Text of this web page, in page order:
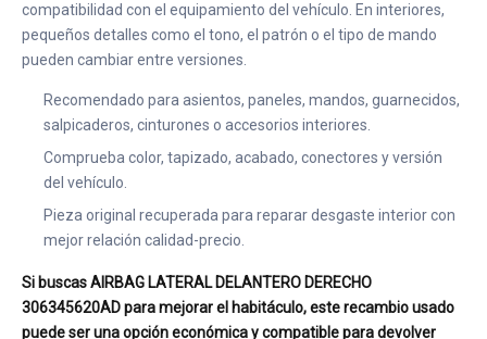
compatibilidad con el equipamiento del vehículo. En interiores,
pequeños detalles como el tono, el patrón o el tipo de mando
pueden cambiar entre versiones.
Recomendado para asientos, paneles, mandos, guarnecidos,
salpicaderos, cinturones o accesorios interiores.
Comprueba color, tapizado, acabado, conectores y versión
del vehículo.
Pieza original recuperada para reparar desgaste interior con
mejor relación calidad-precio.
Si buscas AIRBAG LATERAL DELANTERO DERECHO
306345620AD para mejorar el habitáculo, este recambio usado
puede ser una opción económica y compatible para devolver